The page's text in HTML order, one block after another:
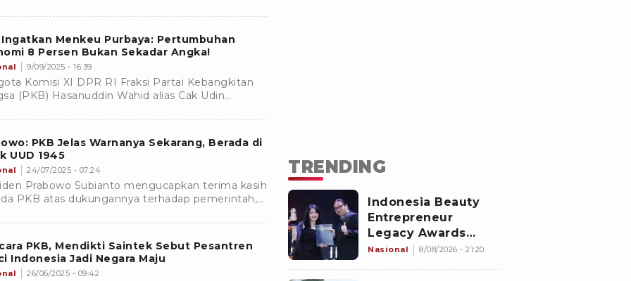
mandat tersebut
Ingatkan Menkeu Purbaya: Pertumbuhan
8 Persen Bukan Sekadar Angka!
9/09/2025 - 16:39
Komisi XI DPR RI Fraksi Partai Kebangkitan
(PKB) Hasanuddin Wahid alias Cak Udin
(Menkeu) yang baru saja dilantik, Purbaya
Sadewa
PKB Jelas Warnanya Sekarang, Berada di
UUD 1945
24/07/2025 - 07:24
Prabowo Subianto mengucapkan terima kasih
PKB atas dukungannya terhadap pemerintah,
konstitusi UUD 45
PKB, Mendikti Saintek Sebut Pesantren
Indonesia Jadi Negara Maju
26/06/2025 - 09:42
TRENDING
Indonesia Beauty
Entrepreneur
Legacy Awards
2026 Digelar di
Nasional 8/08/2026 - 21:20